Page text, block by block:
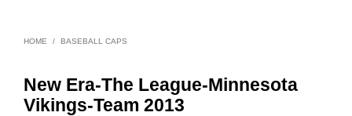
HOME / BASEBALL CAPS
New Era-The League-Minnesota
Vikings-Team 2013